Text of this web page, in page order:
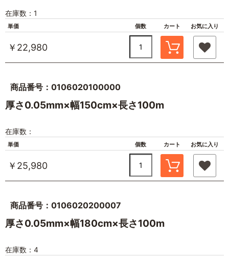
在庫数：1
単価 個数 カート お気に入り
￥22,980
商品番号：0106020100000
厚さ0.05mm×幅150cm×長さ100m
在庫数：
単価 個数 カート お気に入り
￥25,980
商品番号：0106020200007
厚さ0.05mm×幅180cm×長さ100m
在庫数：4